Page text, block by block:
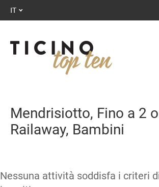
IT
Mendrisiotto, Fino a 2
Railaway, Bambini
Nessuna attività soddisfa i criteri